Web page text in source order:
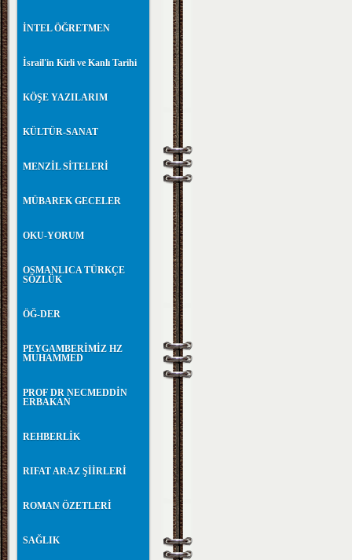
İNTEL ÖĞRETMEN
İsrail'in Kirli ve Kanlı Tarihi
KÖŞE YAZILARIM
KÜLTÜR-SANAT
MENZİL SİTELERİ
MÜBAREK GECELER
OKU-YORUM
OSMANLICA TÜRKÇE
SÖZLÜK
ÖĞ-DER
PEYGAMBERİMİZ HZ
MUHAMMED
PROF DR NECMEDDİN
ERBAKAN
REHBERLİK
RIFAT ARAZ ŞİİRLERİ
ROMAN ÖZETLERİ
SAĞLIK